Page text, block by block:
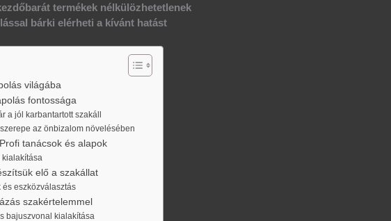
termékek nélkülözhetetlenek
bárki elérheti a kívánt hatást
világába
fontossága
a jól karbantartott szakáll
az önbizalom növelésében
tanácsok és alapok
kialakítása
elő a szakállat
és eszközválasztás
szakértelemmel
bajuszvonal kialakítása